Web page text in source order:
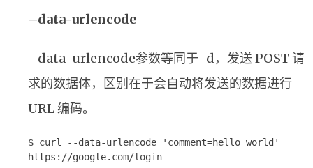
–data-urlencode
–data-urlencode参数等同于-d，发送 POST 请
求的数据体，区别在于会自动将发送的数据进行
URL 编码。
$ curl --data-urlencode 'comment=hello world'
https://google.com/login